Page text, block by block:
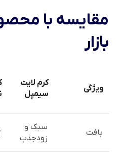
مقایسه با
بازار
ویژگی
کرم لایت
سیمپل
بافت
سبک و
زودجذب